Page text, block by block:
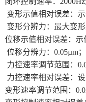
变形示值相对误差：示
变形分辨力：最大变形
位移示值相对误差：示
位移分辨力：0.05µm；
力控速率调节范围：
力控速率相对误差：设
变形速率调节范围：